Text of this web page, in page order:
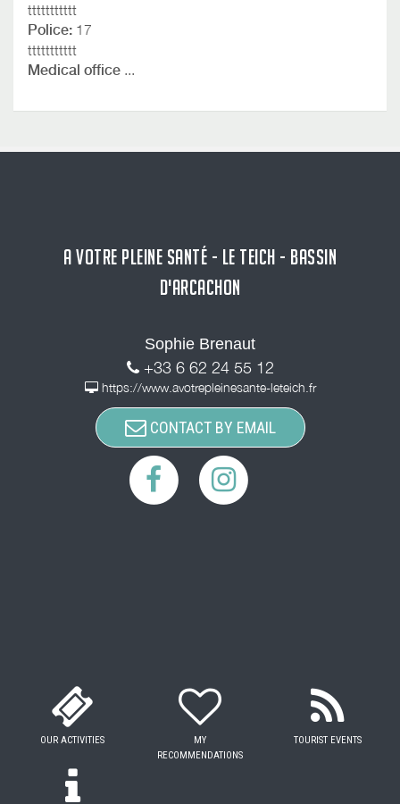
ttttttttttt
Police: 17
ttttttttttt
Medical office ...
A VOTRE PLEINE SANTÉ - LE TEICH - BASSIN
D'ARCACHON
Sophie Brenaut
+33 6 62 24 55 12
https://www.avotrepleinesante-leteich.fr
CONTACT BY EMAIL
OUR ACTIVITIES
MY
RECOMMENDATIONS
TOURIST EVENTS